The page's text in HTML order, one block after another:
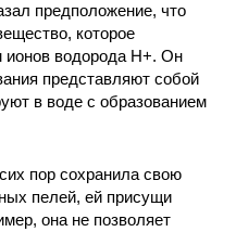
предположение, что
которое
ионов водорода H+. Он
представляют собой
в воде с образованием
пор сохранила свою
пелей, ей присущи
она не позволяет